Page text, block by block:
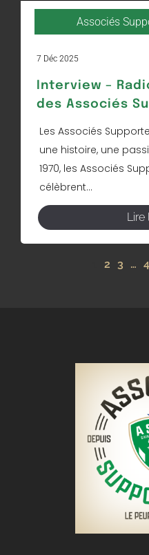
Associés
7 Déc 2025
Interview –
des Associés
Les Associés
une histoire, une
1970, les Associés
célèbrent...
Lire
2 3 …